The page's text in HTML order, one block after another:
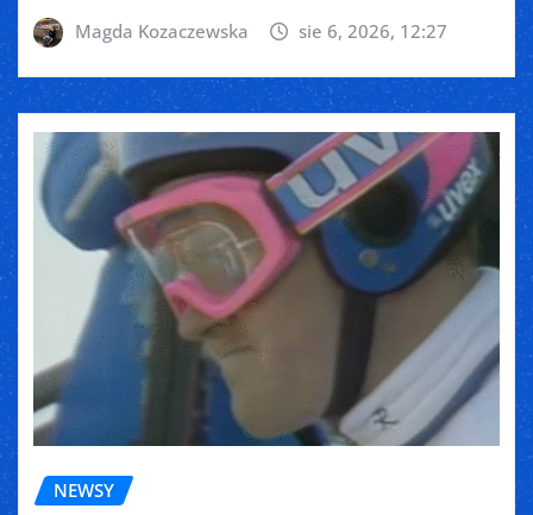
Magda Kozaczewska sie 6, 2026, 12:27
NEWSY